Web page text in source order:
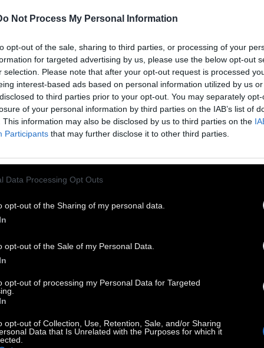
Not Process My Personal Information
opt-out of the sale, sharing to third parties, or processing of your
for targeted advertising by us, please use the below opt-out
selection. Please note that after your opt-out request is processed
interest-based ads based on personal information utilized by us
to third parties prior to your opt-out. You may separately
of your personal information by third parties on the IAB’s list of
This information may also be disclosed by us to third parties on the
Participants that may further disclose it to other third parties.
Data Processing Opt Outs
opt-out of the Sharing of my personal data.
opt-out of the Sale of my Personal Data.
opt-out of processing my Personal Data for Targeted
opt-out of Collection, Use, Retention, Sale, and/or Sharing
Data that Is Unrelated with the Purposes for which it
να πούμε, ακουμπισμένος σ’ έναν τοίχο
στ’ αργαστήρι
μπλούζα και μαύρα ματογυάλια
πεθάνεις, για να ζήσουνε οι άνθρωποι,
που ποτέ δε θα `χεις δει το πρόσωπό
θα πεθάνεις ξέροντας καλά
δεν είναι
να τήνε πάρεις σοβαρά
μα τόσο σοβαρά
σου
καθόλου για να μείνουν στα παιδιά σου
γιατί το θάνατο δε θα τονε πιστεύεις
κι αν φοβάσαι
έτσι, γιατί η ζωή θε να βαραίνει πιότερο στη